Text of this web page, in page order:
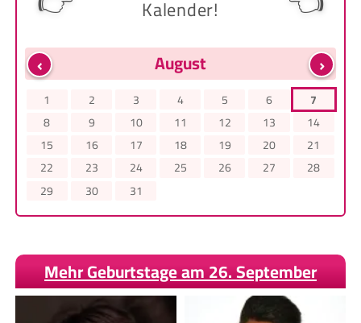
Kalender!
‹ ›
August
1 2 3 4 5 6
7
8
9 10 11 12 13
14
15
16 17 18 19 20
21
22
23 24 25 26 27
28
29
30 31
Mehr Geburtstage am 26. September